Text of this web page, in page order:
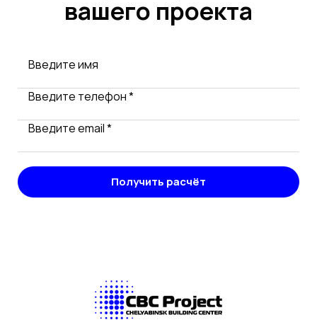
вашего проекта
Введите имя
Введите телефон *
Введите email *
Получить расчёт